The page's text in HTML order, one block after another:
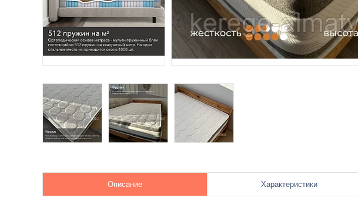
Описание Характеристики